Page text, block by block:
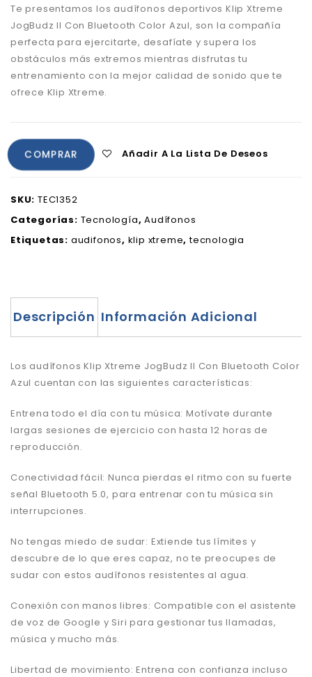
Te presentamos los audífonos deportivos Klip Xtreme
JogBudz II Con Bluetooth Color Azul, son la compañía
perfecta para ejercitarte, desafíate y supera los
obstáculos más extremos mientras disfrutas tu
entrenamiento con la mejor calidad de sonido que te
ofrece Klip Xtreme.
COMPRAR Añadir A La Lista De Deseos
SKU: TEC1352
Categorías: Tecnología,Audífonos
Etiquetas: audifonos, klip xtreme,tecnologia
Descripción Información Adicional
Los audífonos Klip Xtreme JogBudz II Con Bluetooth Color
Azul cuentan con las siguientes características:
Entrena todo el día con tu música: Motívate durante
largas sesiones de ejercicio con hasta 12 horas de
reproducción.
Conectividad fácil: Nunca pierdas el ritmo con su fuerte
señal Bluetooth 5.0, para entrenar con tu música sin
interrupciones.
No tengas miedo de sudar: Extiende tus límites y
descubre de lo que eres capaz, no te preocupes de
sudar con estos audífonos resistentes al agua.
Conexión con manos libres: Compatible con el asistente
de voz de Google y Siri para gestionar tus llamadas,
música y mucho más.
Libertad de movimiento: Entrena con confianza incluso